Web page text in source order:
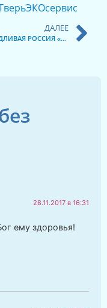
ДАЛЕЕ
СПРАВЕДЛИВАЯ РОССИЯ «продает» мандат депутата Гордумы Твери?
28.11.2017 в 16:31
ему здоровья!